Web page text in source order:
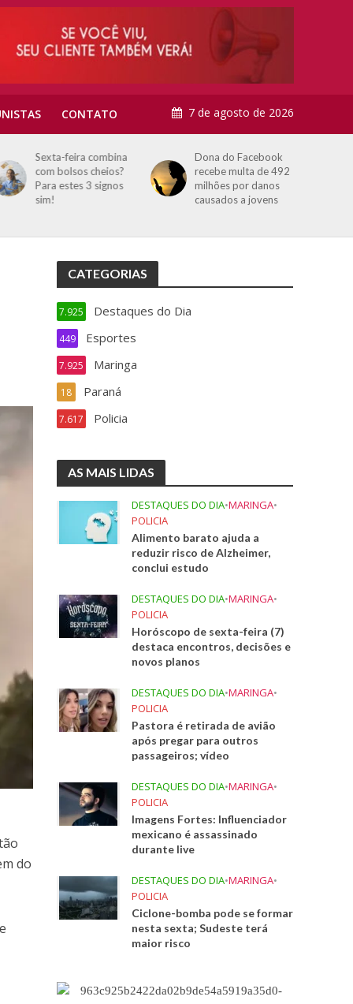
CONTATO 7 de agosto de 2026
Sexta-feira combina
com bolsos cheios?
Para estes 3 signos
sim!
Dona do Facebook
recebe multa de 492
milhões por danos
causados a jovens
do
CATEGORIAS
Destaques do Dia
7.925
Esportes
449
Maringa
7.925
Paraná
18
Policia
7.617
AS MAIS LIDAS
DESTAQUES DO DIA•MARINGA•
POLICIA
Alimento barato ajuda a
reduzir risco de Alzheimer,
conclui estudo
DESTAQUES DO DIA•MARINGA•
POLICIA
Horóscopo de sexta-feira (7)
destaca encontros, decisões e
novos planos
DESTAQUES DO DIA•MARINGA•
POLICIA
Pastora é retirada de avião
após pregar para outros
passageiros; vídeo
DESTAQUES DO DIA•MARINGA•
POLICIA
Imagens Fortes: Influenciador
mexicano é assassinado
durante live
DESTAQUES DO DIA•MARINGA•
POLICIA
Ciclone-bomba pode se formar
nesta sexta; Sudeste terá
maior risco